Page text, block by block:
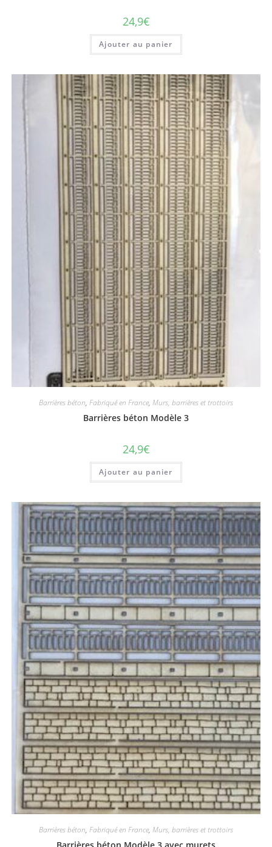
24,9€
Ajouter au panier
Barrières béton, Fabriqué en France, Murs, barrières et trottoirs
Barrières béton Modèle 3
24,9€
Ajouter au panier
Barrières béton, Fabriqué en France, Murs, barrières et trottoirs